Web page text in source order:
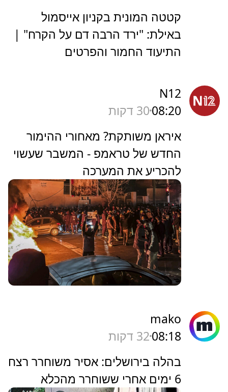
קטטה המונית בקניון אייסמול
באילת: "ירד הרבה דם על הקרח" |
התיעוד החמור והפרטים
N12
08:2030 דקות
איראן משותקת? מאחורי ההימור
החדש של טראמפ - המשבר שעשוי
להכריע את המערכה
mako
08:1832 דקות
בהלה בירושלים: אסיר משוחרר רצח
6 ימים אחרי ששוחרר מהכלא